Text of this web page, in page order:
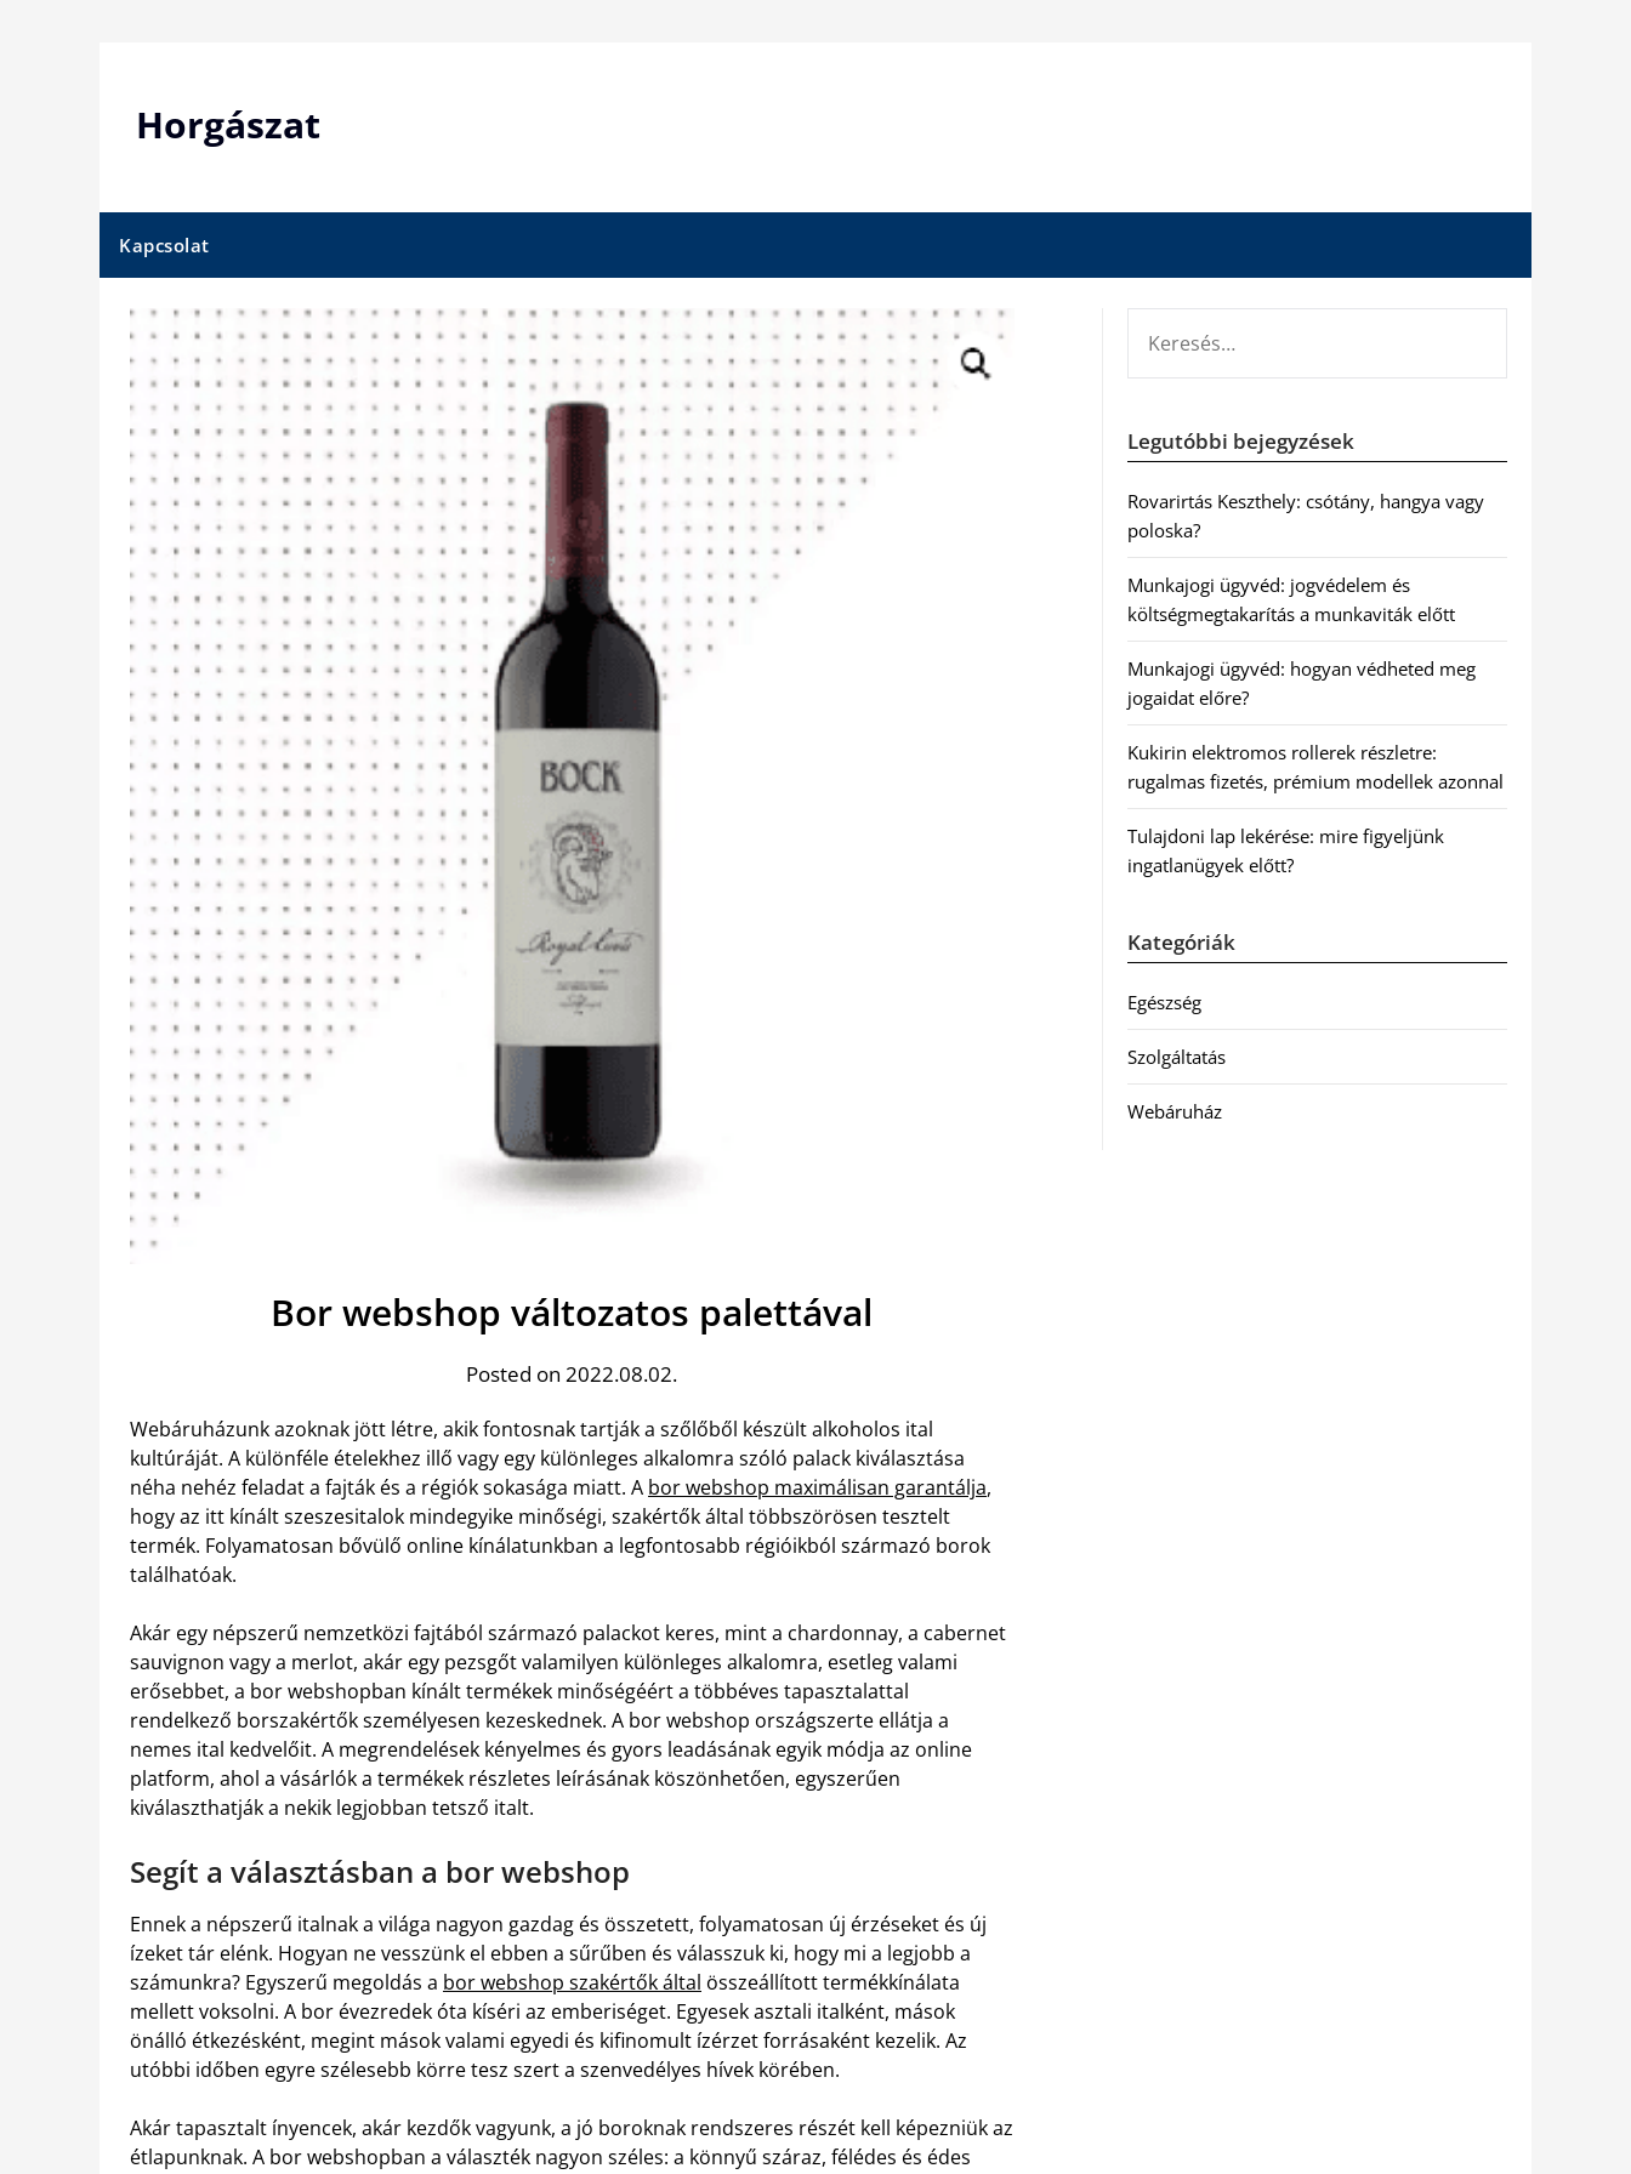
Horgászat
Kapcsolat
Bor webshop változatos palettával
Posted on 2022.08.02.
Webáruházunk azoknak jött létre, akik fontosnak tartják a szőlőből készült alkoholos ital
kultúráját. A különféle ételekhez illő vagy egy különleges alkalomra szóló palack kiválasztása
néha nehéz feladat a fajták és a régiók sokasága miatt. A bor webshop maximálisan garantálja,
hogy az itt kínált szeszesitalok mindegyike minőségi, szakértők által többszörösen tesztelt
termék. Folyamatosan bővülő online kínálatunkban a legfontosabb régióikból származó borok
találhatóak.
Akár egy népszerű nemzetközi fajtából származó palackot keres, mint a chardonnay, a cabernet
sauvignon vagy a merlot, akár egy pezsgőt valamilyen különleges alkalomra, esetleg valami
erősebbet, a bor webshopban kínált termékek minőségéért a többéves tapasztalattal
rendelkező borszakértők személyesen kezeskednek. A bor webshop országszerte ellátja a
nemes ital kedvelőit. A megrendelések kényelmes és gyors leadásának egyik módja az online
platform, ahol a vásárlók a termékek részletes leírásának köszönhetően, egyszerűen
kiválaszthatják a nekik legjobban tetsző italt.
Segít a választásban a bor webshop
Ennek a népszerű italnak a világa nagyon gazdag és összetett, folyamatosan új érzéseket és új
ízeket tár elénk. Hogyan ne vesszünk el ebben a sűrűben és válasszuk ki, hogy mi a legjobb a
számunkra? Egyszerű megoldás a bor webshop szakértők által összeállított termékkínálata
mellett voksolni. A bor évezredek óta kíséri az emberiséget. Egyesek asztali italként, mások
önálló étkezésként, megint mások valami egyedi és kifinomult ízérzet forrásaként kezelik. Az
utóbbi időben egyre szélesebb körre tesz szert a szenvedélyes hívek körében.
Akár tapasztalt ínyencek, akár kezdők vagyunk, a jó boroknak rendszeres részét kell képezniük az
étlapunknak. A bor webshopban a választék nagyon széles: a könnyű száraz, félédes és édes
Legutóbbi bejegyzések
Rovarirtás Keszthely: csótány, hangya vagy
poloska?
Munkajogi ügyvéd: jogvédelem és
költségmegtakarítás a munkaviták előtt
Munkajogi ügyvéd: hogyan védheted meg
jogaidat előre?
Kukirin elektromos rollerek részletre:
rugalmas fizetés, prémium modellek azonnal
Tulajdoni lap lekérése: mire figyeljünk
ingatlanügyek előtt?
Kategóriák
Egészség
Szolgáltatás
Webáruház